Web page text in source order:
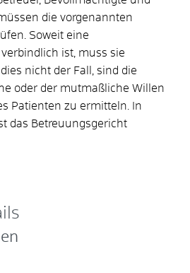
die vorgenannten
Soweit eine
ist, muss sie
nicht der Fall, sind die
oder der mutmaßliche Willen
Patienten zu ermitteln. In
das Betreuungsgericht